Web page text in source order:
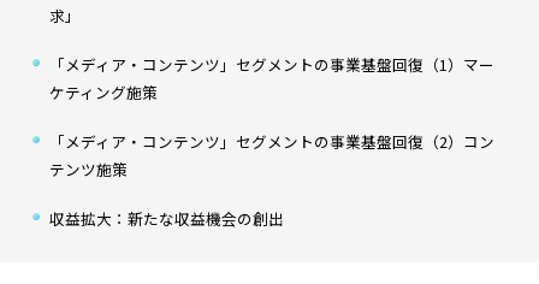
求」
「メディア・コンテンツ」セグメントの事業基盤回復（1）マー
ケティング施策
「メディア・コンテンツ」セグメントの事業基盤回復（2）コン
テンツ施策
収益拡大：新たな収益機会の創出